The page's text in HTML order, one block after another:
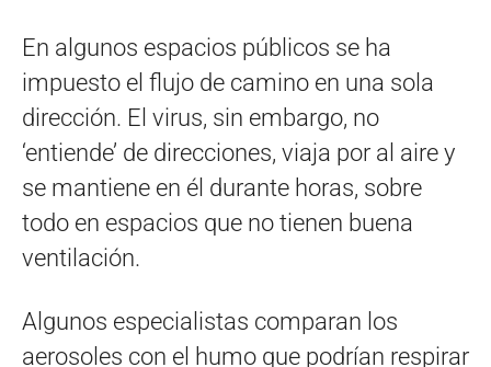
En algunos espacios públicos se ha
impuesto el flujo de camino en una sola
dirección. El virus, sin embargo, no
‘entiende’ de direcciones, viaja por al aire y
se mantiene en él durante horas, sobre
todo en espacios que no tienen buena
ventilación.
Algunos especialistas comparan los
aerosoles con el humo que podrían respirar